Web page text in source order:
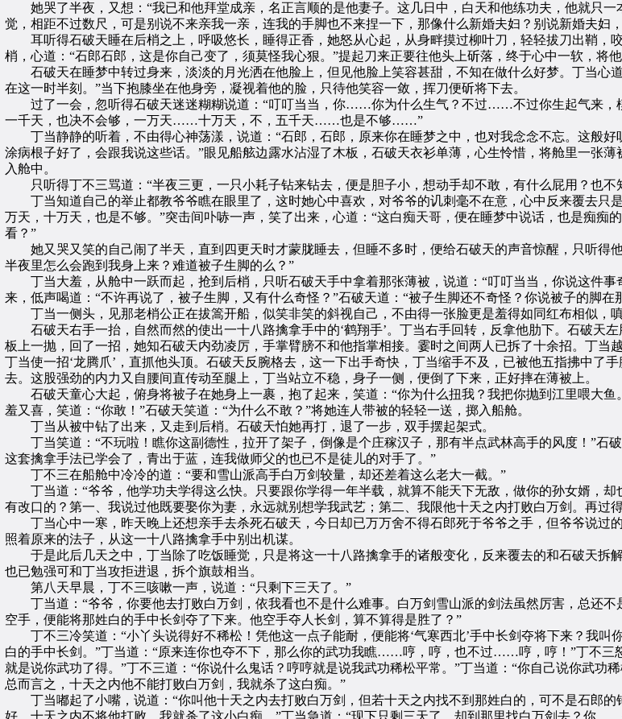
她哭了半夜，又想：“我已和他拜堂成亲，名正言顺的是他妻子。这几日中，白天和他练功夫，他就只一
觉，相距不过数尺，可是别说不来亲我一亲，连我的手脚也不来捏一下，那像什么新婚夫妇？别说新婚夫妇
耳听得石破天睡在后梢之上，呼吸悠长，睡得正香，她怒从心起，从身畔摸过柳叶刀，轻轻拔刀出鞘，
梢，心道：“石郎石郎，这是你自己变了，须莫怪我心狠。”提起刀来正要往他头上斫落，终于心中一软，将
石破天在睡梦中转过身来，淡淡的月光洒在他脸上，但见他脸上笑容甚甜，不知在做什么好梦。丁当心
在这一时半刻。”当下抱膝坐在他身旁，凝视着他的脸，只待他笑容一敛，挥刀便斫将下去。
过了一会，忽听得石破天迷迷糊糊说道：“叮叮当当，你……你为什么生气？不过……不过你生起气来
一千天，也决不会够，一万天……十万天，不，五千天……也是不够……”
丁当静静的听着，不由得心神荡漾，说道：“石郎，石郎，原来你在睡梦之中，也对我念念不忘。这般好
涂病根子好了，会跟我说这些话。”眼见船舷边露水沾湿了木板，石破天衣衫单薄，心生怜惜，将舱里一张
入舱中。
只听得丁不三骂道：“半夜三更，一只小耗子钻来钻去，便是胆子小，想动手却不敢，有什么屁用？也不
丁当知道自己的举止都教爷爷瞧在眼里了，这时她心中喜欢，对爷爷的讥刺毫不在意，心中反来覆去只
万天，十万天，也是不够。”突击间卟哧一声，笑了出来，心道：“这白痴天哥，便在睡梦中说话，也是痴痴
看？”
她又哭又笑的自己闹了半天，直到四更天时才蒙胧睡去，但睡不多时，便给石破天的声音惊醒，只听得
半夜里怎么会跑到我身上来？难道被子生脚的么？”
丁当大羞，从舱中一跃而起，抢到后梢，只听石破天手中拿着那张薄被，说道：“叮叮当当，你说这件
来，低声喝道：“不许再说了，被子生脚，又有什么奇怪？”石破天道：“被子生脚还不奇怪？你说被子的脚在
丁当一侧头，见那老梢公正在拔篙开船，似笑非笑的斜视自己，不由得一张脸更是羞得如同红布相似，嗔
石破天右手一抬，自然而然的使出一十八路擒拿手中的‘鹤翔手’。丁当右手回转，反拿他肋下。石破天
板上一抛，回了一招，她知石破天内劲凌厉，手掌臂膀不和他指掌相接。霎时之间两人已拆了十余招。丁当
丁当使一招‘龙腾爪’，直抓他头顶。石破天反腕格去，这一下出手奇快，丁当缩手不及，已被他五指拂中了
去。这股强劲的内力又自腰间直传动至腿上，丁当站立不稳，身子一侧，便倒了下来，正好摔在薄被上。
石破天童心大起，俯身将被子在她身上一裹，抱了起来，笑道：“你为什么扭我？我把你抛到江里喂大鱼
羞又喜，笑道：“你敢！”石破天笑道：“为什么不敢？”将她连人带被的轻轻一送，掷入船舱。
丁当从被中钻了出来，又走到后梢。石破天怕她再打，退了一步，双手摆起架式。
丁当笑道：“不玩啦！瞧你这副德性，拉开了架子，倒像是个庄稼汉子，那有半点武林高手的风度！”石
这套擒拿手法已学会了，青出于蓝，连我做师父的也已不是徒儿的对手了。”
丁不三在船舱中冷冷的道：“要和雪山派高手白万剑较量，却还差着这么老大一截。”
丁当道：“爷爷，他学功夫学得这么快。只要跟你学得一年半载，就算不能天下无敌，做你的孙女婿，却
有改口的？第一、我说过他既要娶你为妻，永远就别想学我武艺；第二、我限他十天之内打败白万剑。再过
丁当心中一寒，昨天晚上还想亲手去杀死石破天，今日却已万万舍不得石郎死于爷爷之手，但爷爷说过
照着原来的法子，从这一十八路擒拿手中别出机谋。
于是此后几天之中，丁当除了吃饭睡觉，只是将这一十八路擒拿手的诸般变化，反来覆去的和石破天拆
也已勉强可和丁当攻拒进退，拆个旗鼓相当。
第八天早晨，丁不三咳嗽一声，说道：“只剩下三天了。”
丁当道：“爷爷，你要他去打败白万剑，依我看也不是什么难事。白万剑雪山派的剑法虽然厉害，总还不
空手，便能将那姓白的手中长剑夺了下来。他空手夺人长剑，算不算得是胜了？”
丁不三冷笑道：“小丫头说得好不稀松！凭他这一点子能耐，便能将‘气寒西北’手中长剑夺将下来？我叫
白的手中长剑。”丁当道：“原来连你也夺不下，那么你的武功我瞧……哼，哼，也不过……哼，哼！”丁不三
就是说你武功了得。”丁不三道：“你说什么鬼话？哼哼就是说我武功稀松平常。”丁当道：“你自己说你武功
总而言之，十天之内他不能打败白万剑，我就杀了这白痴。”
丁当嘟起了小嘴，说道：“你叫他十天之内去打败白万剑，但若十天之内找不到那姓白的，可不是石郎的
好，十天之内不将他打败，我就杀了这小白痴。”丁当急道：“现下只剩三天了，却到那里找白万剑去？你